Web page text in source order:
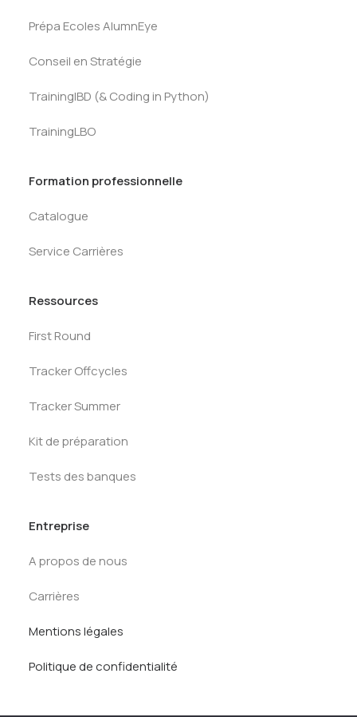
Prépa Ecoles AlumnEye
Conseil en Stratégie
TrainingIBD (& Coding in Python)
TrainingLBO
Formation professionnelle
Catalogue
Service Carrières
Ressources
First Round
Tracker Offcycles
Tracker Summer
Kit de préparation
Tests des banques
Entreprise
A propos de nous
Carrières
Mentions légales
Politique de confidentialité